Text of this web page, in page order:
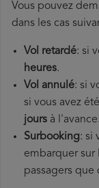
Vous pouvez
dans les cas
Vol retardé: si
heures.
Vol annulé: si
si vous avez
jours à l'avance.
Surbooking: si
embarquer sur
passagers